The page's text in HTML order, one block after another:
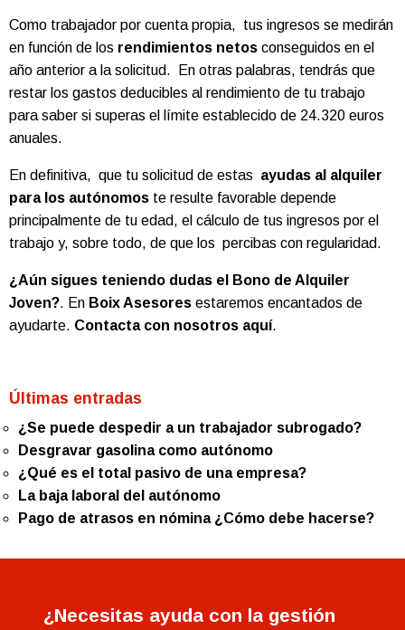
Como trabajador por cuenta propia, tus ingresos se medirán
en función de los rendimientos netos conseguidos en el
año anterior a la solicitud. En otras palabras, tendrás que
restar los gastos deducibles al rendimiento de tu trabajo
para saber si superas el límite establecido de 24.320 euros
anuales.
En definitiva, que tu solicitud de estas ayudas al alquiler
para los autónomos te resulte favorable depende
principalmente de tu edad, el cálculo de tus ingresos por el
trabajo y, sobre todo, de que los percibas con regularidad.
¿Aún sigues teniendo dudas el Bono de Alquiler
Joven?. En Boix Asesores estaremos encantados de
ayudarte. Contacta con nosotros aquí.
Últimas entradas
¿Se puede despedir a un trabajador subrogado?
Desgravar gasolina como autónomo
¿Qué es el total pasivo de una empresa?
La baja laboral del autónomo
Pago de atrasos en nómina ¿Cómo debe hacerse?
¿Necesitas ayuda con la gestión